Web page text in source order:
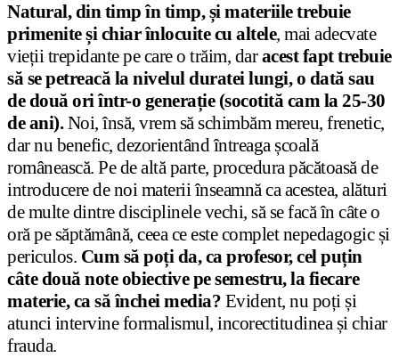
Natural, din timp în timp, și materiile trebuie
primenite și chiar înlocuite cu altele, mai adecvate
vieții trepidante pe care o trăim, daracest fapt trebuie
să se petreacă la nivelul duratei lungi, o dată sau
de două ori într-o generație (socotită cam la 25-30
de ani).Noi, însă, vrem să schimbăm mereu, frenetic,
dar nu benefic, dezorientând întreaga școală
românească. Pe de altă parte, procedura păcătoasă de
introducere de noi materii înseamnă ca acestea, alături
de multe dintre disciplinele vechi, să se facă în câte o
oră pe săptămână, ceea ce este complet nepedagogic și
periculos. Cum să poți da, ca profesor, cel puțin
câte două note obiective pe semestru, la fiecare
materie, ca să închei media? Evident, nu poți și
atunci intervine formalismul, incorectitudinea și chiar
frauda.